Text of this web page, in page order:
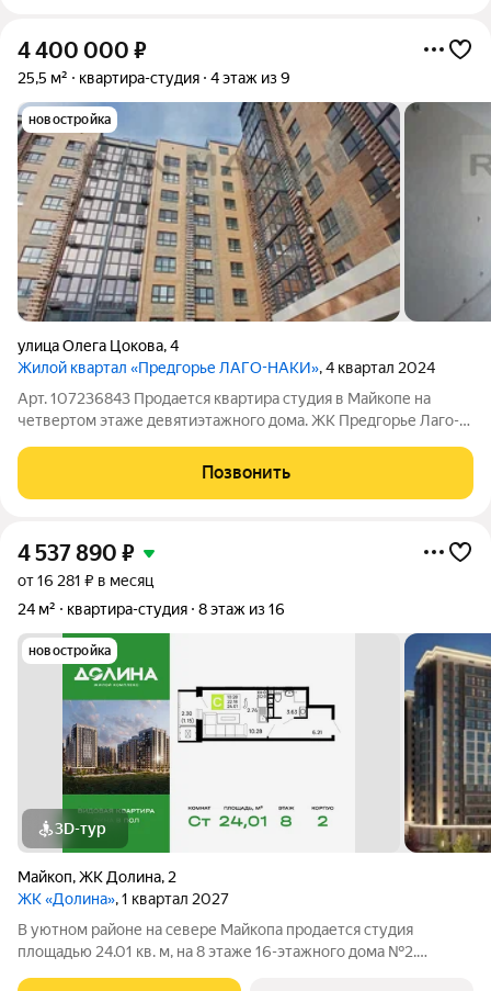
4 400 000 ₽
25,5 м² квартира-студия 4 этаж из 9
новостройка
улица Олега Цокова,4
Жилой квартал «Предгорье ЛАГО-НАКИ», 4 квартал 2024
Арт. 107236843 Продается квартира студия в Майкопе на
четвертом этаже девятиэтажного дома. ЖК Предгорье Лаго-
ремонтом в светлых тонах от застройщика. Натяжные потолки,
линолеум, МПО, обои,
Позвонить
4 537 890 ₽
от 16 281 ₽ в месяц
24 м²
квартира-студия 8 этаж из 16
новостройка
3D-тур
Майкоп,ЖК Долина, 2
ЖК «Долина», 1 квартал 2027
В уютном районе на севере Майкопа продается студия
площадью 24.01 кв. м, на 8 этаже 16-этажного дома №2.